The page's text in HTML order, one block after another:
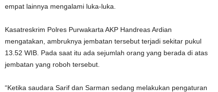
empat lainnya mengalami luka-luka.
Kasatreskrim Polres Purwakarta AKP Handreas Ardian
mengatakan, ambruknya jembatan tersebut terjadi sekitar pukul
13.52 WIB. Pada saat itu ada sejumlah orang yang berada di atas
jembatan yang roboh tersebut.
“Ketika saudara Sarif dan Sarman sedang melakukan pengaturan